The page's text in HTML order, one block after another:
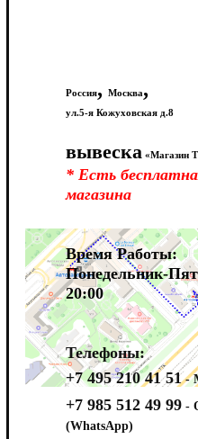
Россия, Москва,
ул.5-я Кожуховская д.8
вывеска «Магазин
* Есть
магазина
Время Работы:
Понедельник-
20:00
Телефоны:
+7 495 210 41 51 -
+7 985 512 49 99 -
(WhatsApp)